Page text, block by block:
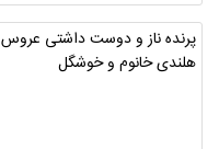
پرنده ناز و دوست داشتی عروس
هلندی خانوم و خوشگل